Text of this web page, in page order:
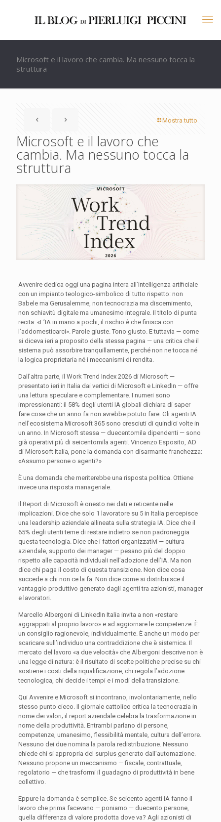
Microsoft e il lavoro che cambia. Ma nessuno tocca la
struttura
Mostra tutto
Microsoft e il lavoro che
cambia. Ma nessuno tocca la
struttura
Avvenire dedica oggi una pagina intera all’intelligenza artificiale
con un impianto teologico-simbolico di tutto rispetto: non
Babele ma Gerusalemme, non tecnocrazia ma discernimento,
non schiavitù digitale ma umanesimo integrale. Il titolo di punta
recita: «L’IA in mano a pochi, il rischio è che finisca con
l’addomesticarci». Parole giuste. Tono giusto. E tuttavia — come
si diceva ieri a proposito della stessa pagina — una critica che il
sistema può assorbire tranquillamente, perché non ne tocca né
la logica proprietaria né i meccanismi di rendita.
Dall’altra parte, il Work Trend Index 2026 di Microsoft —
presentato ieri in Italia dai vertici di Microsoft e LinkedIn — offre
una lettura speculare e complementare. I numeri sono
impressionanti: il 58% degli utenti IA globali dichiara di saper
fare cose che un anno fa non avrebbe potuto fare. Gli agenti IA
nell’ecosistema Microsoft 365 sono cresciuti di quindici volte in
un anno. In Microsoft stessa — duecentomila dipendenti — sono
già operativi più di seicentomila agenti. Vincenzo Esposito, AD
di Microsoft Italia, pone la domanda con disarmante franchezza:
«Assumo persone o agenti?»
È una domanda che meriterebbe una risposta politica. Ottiene
invece una risposta manageriale.
Il Report di Microsoft è onesto nei dati e reticente nelle
implicazioni. Dice che solo 1 lavoratore su 5 in Italia percepisce
una leadership aziendale allineata sulla strategia IA. Dice che il
65% degli utenti teme di restare indietro se non padroneggia
questa tecnologia. Dice che i fattori organizzativi — cultura
aziendale, supporto dei manager — pesano più del doppio
rispetto alle capacità individuali nell’adozione dell’IA. Ma non
dice chi paga il costo di questa transizione. Non dice cosa
succede a chi non ce la fa. Non dice come si distribuisce il
vantaggio produttivo generato dagli agenti tra azionisti, manager
e lavoratori.
Marcello Albergoni di LinkedIn Italia invita a non «restare
aggrappati al proprio lavoro» e ad aggiornare le competenze. È
un consiglio ragionevole, individualmente. È anche un modo per
scaricare sull’individuo una contraddizione che è sistemica. Il
mercato del lavoro «a due velocità» che Albergoni descrive non è
una legge di natura: è il risultato di scelte politiche precise su chi
sostiene i costi della riqualificazione, chi regola l’adozione
tecnologica, chi decide i tempi e i modi della transizione.
Qui Avvenire e Microsoft si incontrano, involontariamente, nello
stesso punto cieco. Il giornale cattolico critica la tecnocrazia in
nome dei valori; il report aziendale celebra la trasformazione in
nome della produttività. Entrambi parlano di persone,
competenze, umanesimo, flessibilità mentale, cultura dell’errore.
Nessuno dei due nomina la parola redistribuzione. Nessuno
chiede chi si appropria del surplus generato dall’automazione.
Nessuno propone un meccanismo — fiscale, contrattuale,
regolatorio — che trasformi il guadagno di produttività in bene
collettivo.
Eppure la domanda è semplice. Se seicento agenti IA fanno il
lavoro che prima facevano — poniamo — duecento persone,
quella differenza di valore prodotta dove va? Agli azionisti di